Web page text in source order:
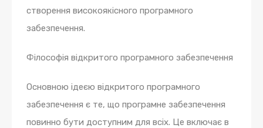
створення високоякісного програмного
забезпечення.
Філософія відкритого програмного забезпечення
Основною ідеєю відкритого програмного
забезпечення є те, що програмне забезпечення
повинно бути доступним для всіх. Це включає в